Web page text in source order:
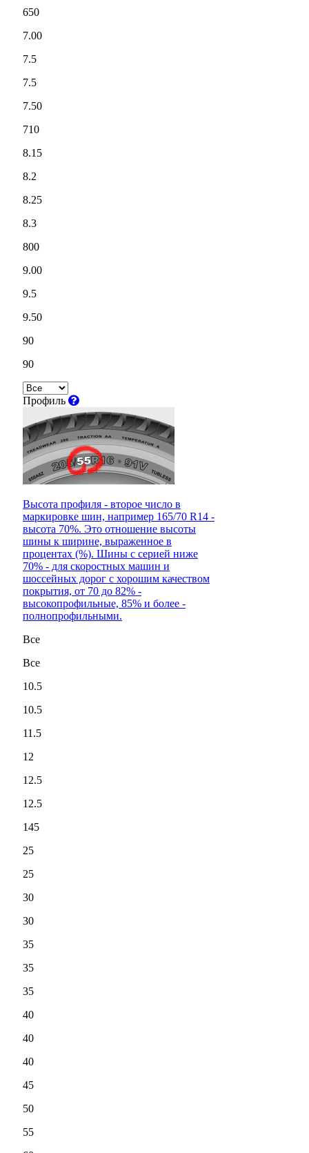
650
7.00
7.5
7.5
7.50
710
8.15
8.2
8.25
8.3
800
9.00
9.5
9.50
90
90
Профиль
Высота профиля - второе число в
маркировке шин, например 165/70 R14 -
высота 70%. Это отношение высоты
шины к ширине, выраженное в
процентах (%). Шины с серией ниже
70% - для скоростных машин и
шоссейных дорог с хорошим качеством
покрытия, от 70 до 82% -
высокопрофильные, 85% и более -
полнопрофильными.
Все
Все
10.5
10.5
11.5
12
12.5
12.5
145
25
25
30
30
35
35
35
40
40
40
45
50
55